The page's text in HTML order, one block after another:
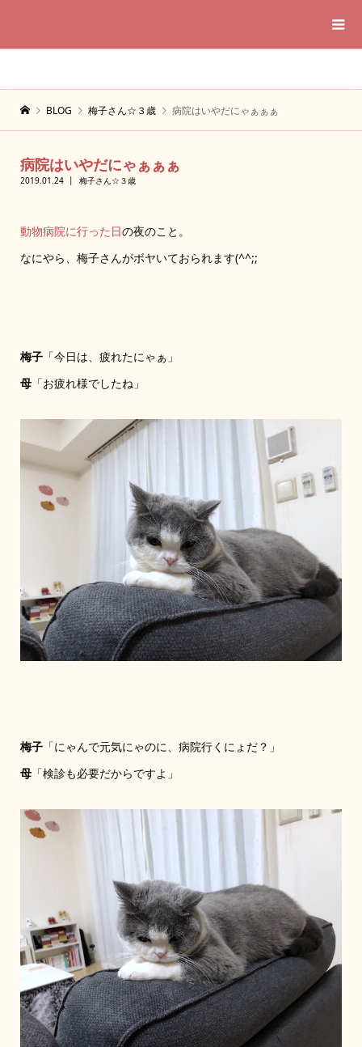
BLOG 梅子さん☆３歳 病院はいやだにゃぁぁぁ
病院はいやだにゃぁぁぁ
2019.01.24 梅子さん☆３歳
動物病院に行った日の夜のこと。
なにやら、梅子さんがボヤいておられます(^^;;
梅子「今日は、疲れたにゃぁ」
母「お疲れ様でしたね」
梅子「にゃんで元気にゃのに、病院行くにょだ？」
母「検診も必要だからですよ」